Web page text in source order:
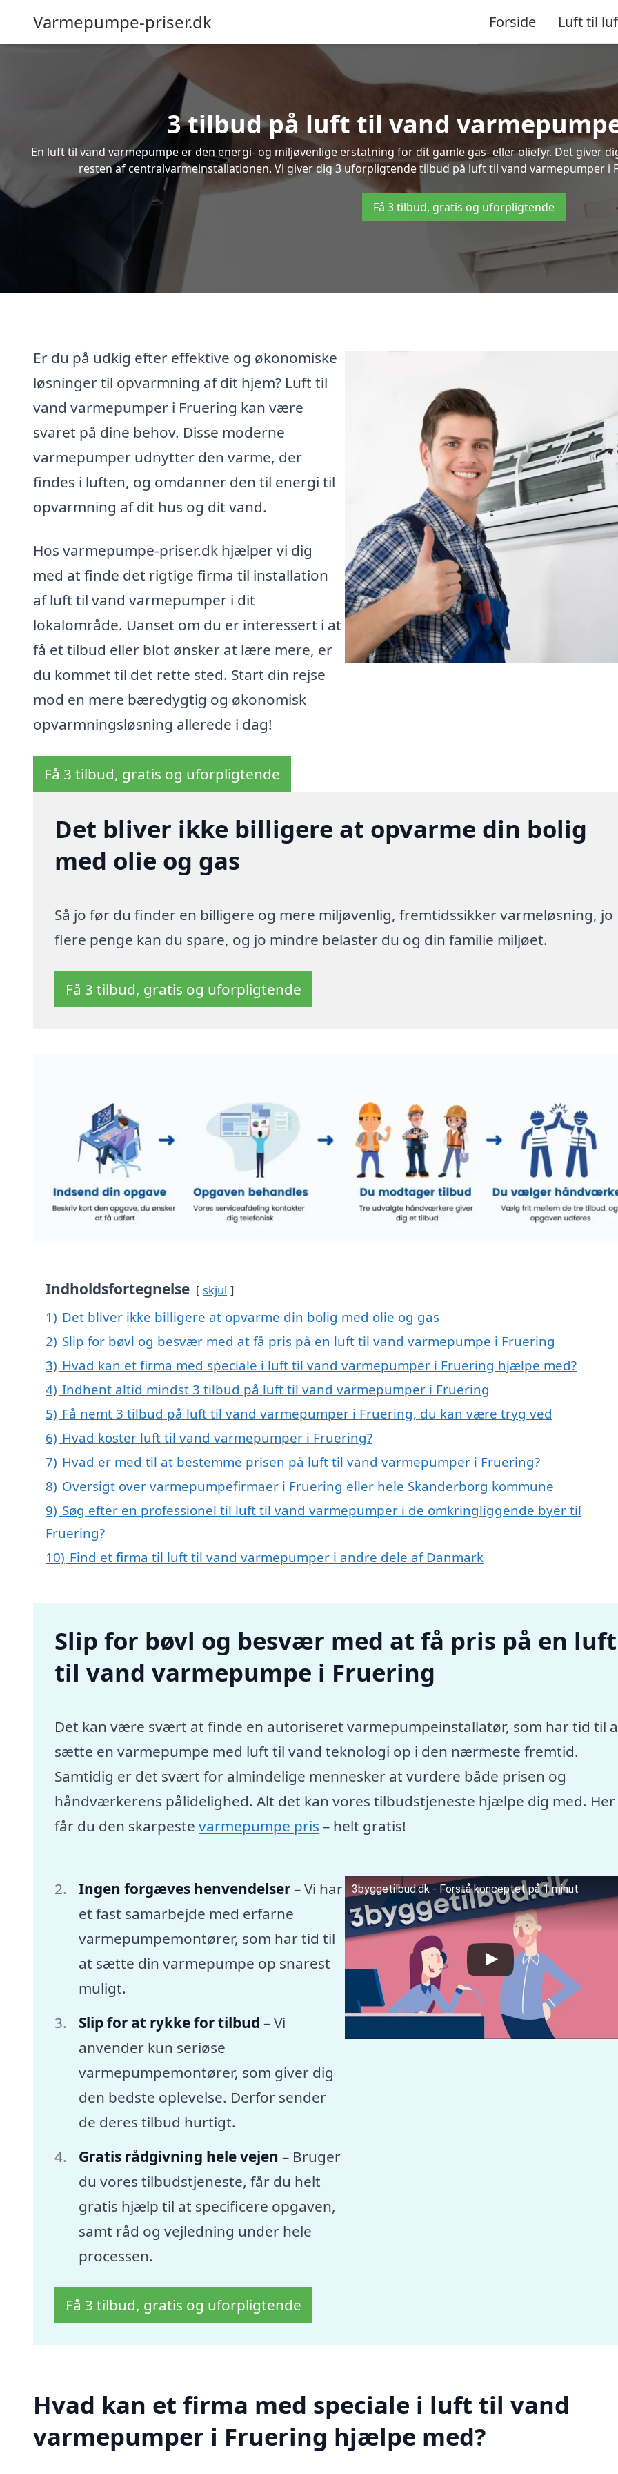
Varmepumpe-priser.dk Forside Luft til
3 tilbud på luft til vand
En luft til vand varmepumpe er den energi- og miljøvenlige erstatning for dit gamle gas- eller oliefyr. Det giver
resten af centralvarmeinstallationen. Vi giver dig 3 uforpligtende tilbud på luft til vand varmepumper i
Få 3 tilbud, gratis og uforpligtende
Er du på udkig efter effektive og økonomiske
løsninger til opvarmning af dit hjem? Luft til
vand varmepumper i Fruering kan være
svaret på dine behov. Disse moderne
varmepumper udnytter den varme, der
findes i luften, og omdanner den til energi til
opvarmning af dit hus og dit vand.
Hos varmepumpe-priser.dk hjælper vi dig
med at finde det rigtige firma til installation
af luft til vand varmepumper i dit
lokalområde. Uanset om du er interessert i at
få et tilbud eller blot ønsker at lære mere, er
du kommet til det rette sted. Start din rejse
mod en mere bæredygtig og økonomisk
opvarmningsløsning allerede i dag!
Få 3 tilbud, gratis og uforpligtende
Det bliver ikke billigere at opvarme din bolig
med olie og gas
Så jo før du finder en billigere og mere miljøvenlig, fremtidssikker varmeløsning, jo
flere penge kan du spare, og jo mindre belaster du og din familie miljøet.
Få 3 tilbud, gratis og uforpligtende
Indholdsfortegnelse skjul
1) Det bliver ikke billigere at opvarme din bolig med olie og gas
2) Slip for bøvl og besvær med at få pris på en luft til vand varmepumpe i Fruering
3) Hvad kan et firma med speciale i luft til vand varmepumper i Fruering hjælpe med?
4) Indhent altid mindst 3 tilbud på luft til vand varmepumper i Fruering
5) Få nemt 3 tilbud på luft til vand varmepumper i Fruering, du kan være tryg ved
6) Hvad koster luft til vand varmepumper i Fruering?
7) Hvad er med til at bestemme prisen på luft til vand varmepumper i Fruering?
8) Oversigt over varmepumpefirmaer i Fruering eller hele Skanderborg kommune
9) Søg efter en professionel til luft til vand varmepumper i de omkringliggende byer til
Fruering?
10) Find et firma til luft til vand varmepumper i andre dele af Danmark
Slip for bøvl og besvær med at få pris på en luft
til vand varmepumpe i Fruering
Det kan være svært at finde en autoriseret varmepumpeinstallatør, som har tid til
sætte en varmepumpe med luft til vand teknologi op i den nærmeste fremtid.
Samtidig er det svært for almindelige mennesker at vurdere både prisen og
håndværkerens pålidelighed. Alt det kan vores tilbudstjeneste hjælpe dig med. Her
får du den skarpestevarmepumpe pris – helt gratis!
Ingen forgæves henvendelser– Vi har
et fast samarbejde med erfarne
varmepumpemontører, som har tid til
at sætte din varmepumpe op snarest
muligt.
Slip for at rykke for tilbud – Vi
anvender kun seriøse
varmepumpemontører, som giver dig
den bedste oplevelse. Derfor sender
de deres tilbud hurtigt.
Gratis rådgivning hele vejen – Bruger
du vores tilbudstjeneste, får du helt
gratis hjælp til at specificere opgaven,
samt råd og vejledning under hele
processen.
3byggetilbud.dk - Forstå konceptet på 1 minut
Få 3 tilbud, gratis og uforpligtende
Hvad kan et firma med speciale i luft til vand
varmepumper i Fruering hjælpe med?